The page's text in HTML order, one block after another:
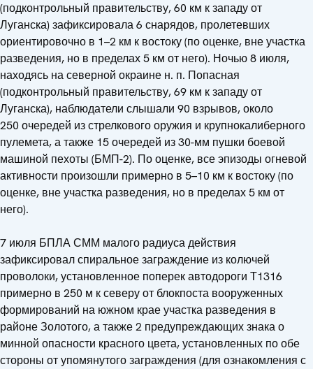
(подконтрольный правительству, 60 км к западу от
Луганска) зафиксировала 6 снарядов, пролетевших
ориентировочно в 1–2 км к востоку (по оценке, вне участка
разведения, но в пределах 5 км от него). Ночью 8 июля,
находясь на северной окраине н. п. Попасная
(подконтрольный правительству, 69 км к западу от
Луганска), наблюдатели слышали 90 взрывов, около
250 очередей из стрелкового оружия и крупнокалиберного
пулемета, а также 15 очередей из 30-мм пушки боевой
машиной пехоты (БМП-2). По оценке, все эпизоды огневой
активности произошли примерно в 5–10 км к востоку (по
оценке, вне участка разведения, но в пределах 5 км от
него).
7 июля БПЛА СММ малого радиуса действия
зафиксировал спиральное заграждение из колючей
проволоки, установленное поперек автодороги Т1316
примерно в 250 м к северу от блокпоста вооруженных
формирований на южном крае участка разведения в
районе Золотого, а также 2 предупреждающих знака о
минной опасности красного цвета, установленных по обе
стороны от упомянутого заграждения (для ознакомления с